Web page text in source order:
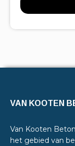
VAN KOOTEN
Van Kooten
het gebied van